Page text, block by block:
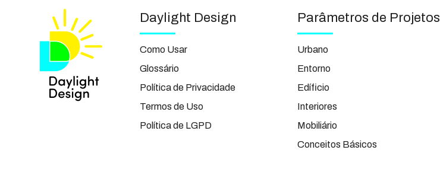
Daylight Design
Como Usar
Glossário
Política de Privacidade
Termos de Uso
Política de LGPD
Parâmetros de Projetos
Urbano
Entorno
Edíficio
Interiores
Mobiliário
Conceitos Básicos